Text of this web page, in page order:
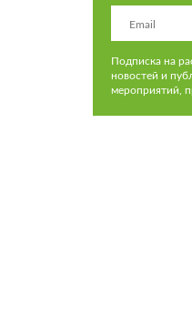
Подписка на
новостей и
мероприятий,